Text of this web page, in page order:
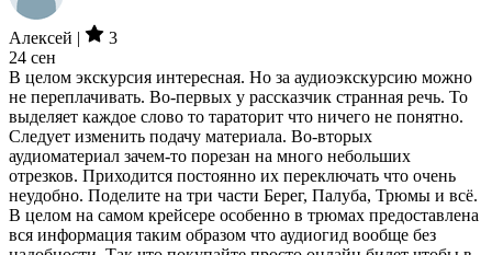
Алексей |
3
24 сен
В целом экскурсия интересная. Но за аудиоэкскурсию можно
не переплачивать. Во-первых у рассказчик странная речь. То
выделяет каждое слово то тараторит что ничего не понятно.
Следует изменить подачу материала. Во-вторых
аудиоматериал зачем-то порезан на много небольших
отрезков. Приходится постоянно их переключать что очень
неудобно. Поделите на три части Берег, Палуба, Трюмы и всё.
В целом на самом крейсере особенно в трюмах предоставлена
вся информация таким образом что аудиогид вообще без